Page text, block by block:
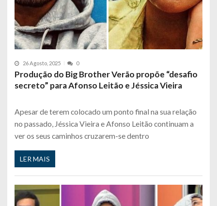
26 Agosto, 2025 0
Produção do Big Brother Verão propõe “desafio
secreto” para Afonso Leitão e Jéssica Vieira
Apesar de terem colocado um ponto final na sua relação
no passado, Jéssica Vieira e Afonso Leitão continuam a
ver os seus caminhos cruzarem-se dentro
LER MAIS